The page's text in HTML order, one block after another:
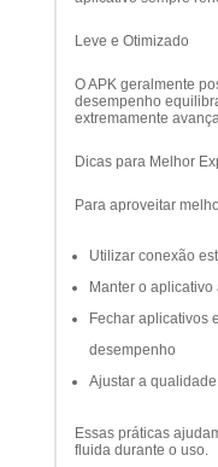
Leve e Otimizado
O APK geralmente
desempenho
extremamente
Dicas para Melhor
Para aproveitar
Utilizar conexão
Manter o aplicativo
Fechar aplicativos
desempenho
Ajustar a
Essas práticas
fluida durante o uso.